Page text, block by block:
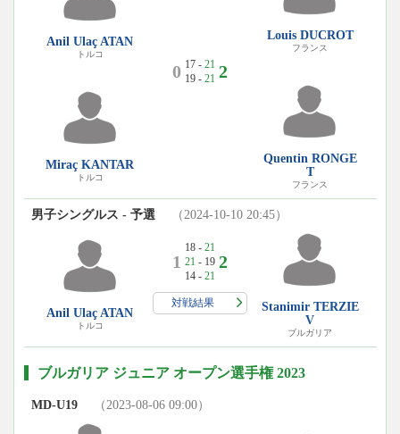
Anil Ulaç ATAN
トルコ
Miraç KANTAR
トルコ
0 17 - 21
19 - 21 2
Louis DUCROT
フランス
Quentin RONGE
T
フランス
男子シングルス - 予選 （2024-10-10 20:45）
Anil Ulaç ATAN
トルコ
1
18 - 21
21 - 19
14 - 21
2
対戦結果
Stanimir TERZIE
V
ブルガリア
ブルガリア ジュニア オープン選手権 2023
MD-U19 （2023-08-06 09:00）